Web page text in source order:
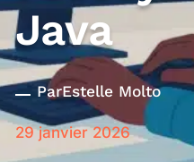
Java
ParEstelle Molto
29 janvier 2026